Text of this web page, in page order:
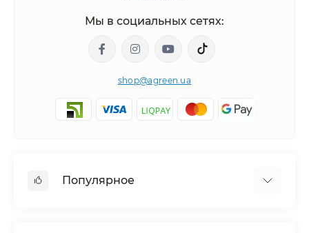
Мы в социальных сетях:
shop@agreen.ua
Популярное